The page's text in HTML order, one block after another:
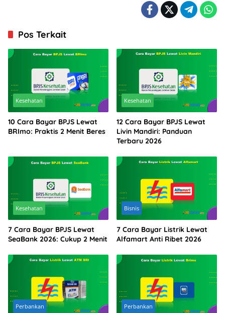
Pos Terkait
Kesehatan
10 Cara Bayar BPJS Lewat
BRImo: Praktis 2 Menit Beres
Kesehatan
12 Cara Bayar BPJS Lewat
Livin Mandiri: Panduan
Terbaru 2026
Kesehatan
7 Cara Bayar BPJS Lewat
SeaBank 2026: Cukup 2 Menit
Bisnis
7 Cara Bayar Listrik Lewat
Alfamart Anti Ribet 2026
Perbankan Perbankan